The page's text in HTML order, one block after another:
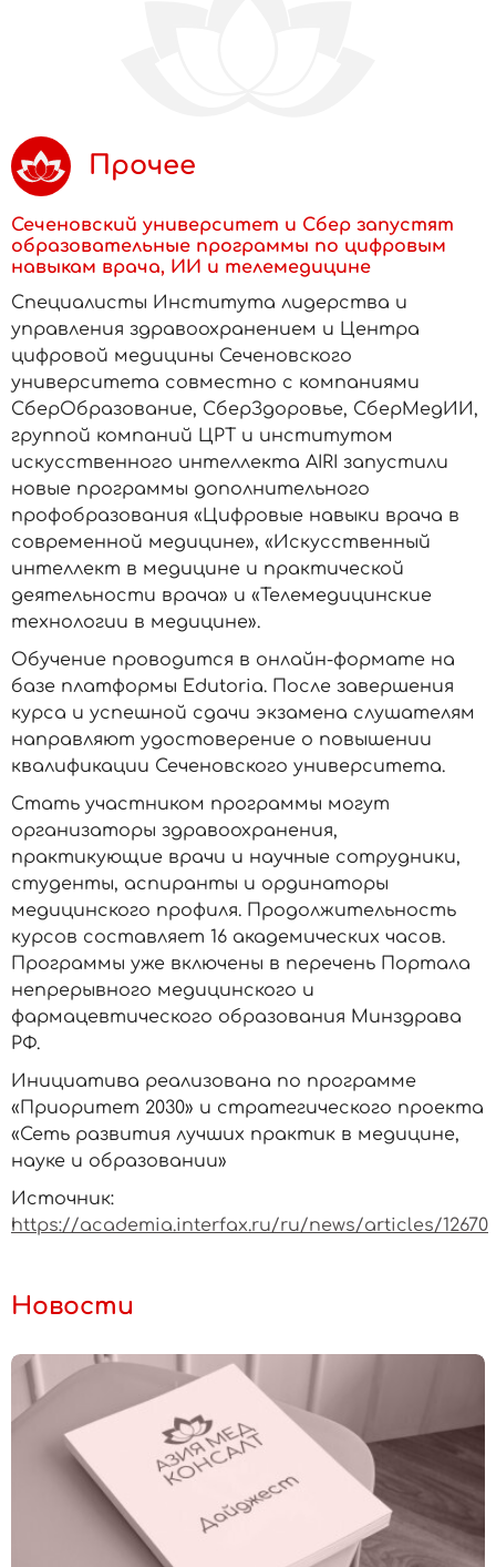
Прочее
Сеченовский университет и Сбер запустят
образовательные программы по цифровым
навыкам врача, ИИ и телемедицине
Специалисты Института лидерства и
управления здравоохранением и Центра
цифровой медицины Сеченовского
университета совместно с компаниями
СберОбразование, СберЗдоровье, СберМедИИ,
группой компаний ЦРТ и институтом
искусственного интеллекта AIRI запустили
новые программы дополнительного
профобразования «Цифровые навыки врача в
современной медицине», «Искусственный
интеллект в медицине и практической
деятельности врача» и «Телемедицинские
технологии в медицине».
Обучение проводится в онлайн-формате на
базе платформы Edutoria. После завершения
курса и успешной сдачи экзамена слушателям
направляют удостоверение о повышении
квалификации Сеченовского университета.
Стать участником программы могут
организаторы здравоохранения,
практикующие врачи и научные сотрудники,
студенты, аспиранты и ординаторы
медицинского профиля. Продолжительность
курсов составляет 16 академических часов.
Программы уже включены в перечень Портала
непрерывного медицинского и
фармацевтического образования Минздрава
РФ.
Инициатива реализована по программе
«Приоритет 2030» и стратегического проекта
«Сеть развития лучших практик в медицине,
науке и образовании»
Источник:
https://academia.interfax.ru/ru/news/articles/12670
Новости